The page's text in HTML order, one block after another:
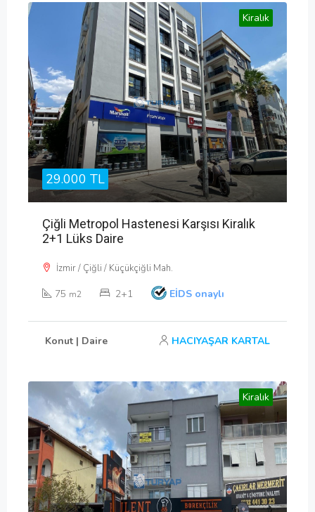
Kiralık
29.000 TL
Çiğli Metropol Hastenesi Karşısı Kiralık
2+1 Lüks Daire
İzmir / Çiğli / Küçükçiğli Mah.
75 m2 2+1 EİDS onaylı
Konut | Daire HACIYAŞAR KARTAL
Kiralık